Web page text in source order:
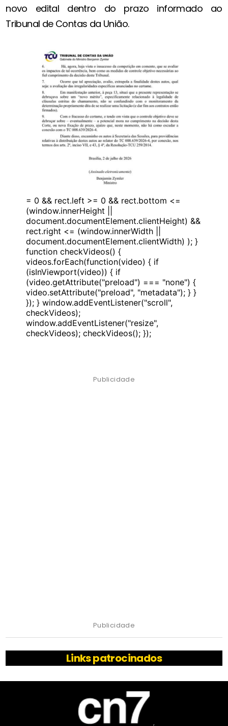
novo edital dentro do prazo informado ao
Tribunal de Contas da União.
= 0 && rect.left >= 0 && rect.bottom <=
(window.innerHeight ||
document.documentElement.clientHeight) &&
rect.right <= (window.innerWidth ||
document.documentElement.clientWidth) ); }
function checkVideos() {
videos.forEach(function(video) { if
(isInViewport(video)) { if
(video.getAttribute("preload") === "none") {
video.setAttribute("preload", "metadata"); } }
}); } window.addEventListener("scroll",
checkVideos);
window.addEventListener("resize",
checkVideos); checkVideos(); });
Publicidade
Publicidade
Links patrocinados